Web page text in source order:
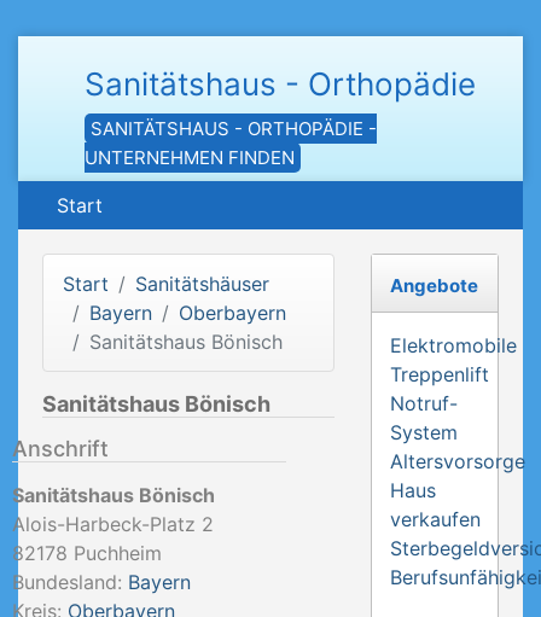
Sanitätshaus - Orthopädie
SANITÄTSHAUS - ORTHOPÄDIE -
UNTERNEHMEN FINDEN
Start
Start
Sanitätshäuser
Bayern
Oberbayern
Sanitätshaus Bönisch
Sanitätshaus Bönisch
Anschrift
Sanitätshaus Bönisch
Alois-Harbeck-Platz 2
82178 Puchheim
Bundesland: Bayern
Kreis: Oberbayern
Angebote
Elektromobile
Treppenlift
Notruf-
System
Altersvorsorge
Haus
verkaufen